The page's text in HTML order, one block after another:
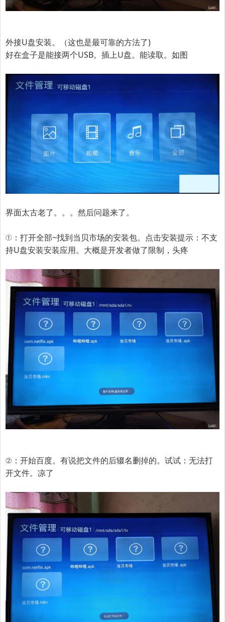
外接U盘安装。（这也是最可靠的方法了)
好在盒子是能接两个USB。插上U盘。能读取。如图
界面太古老了。。。然后问题来了。
①：打开全部~找到当贝市场的安装包。点击安装提示：不支
持U盘安装安装应用。大概是开发者做了限制，头疼
②：开始百度。有说把文件的后辍名删掉的。试试：无法打
开文件。凉了